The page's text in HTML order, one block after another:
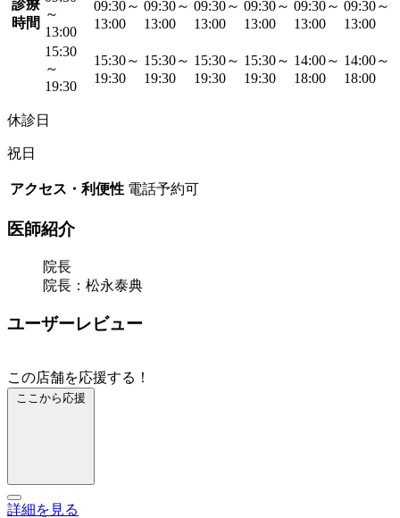
診療
時間
～
13:00
09:30～
13:00
09:30～
13:00
09:30～
13:00
09:30～
13:00
09:30～
13:00
09:30～
13:00
15:30
～
19:30
15:30～
19:30
15:30～
19:30
15:30～
19:30
15:30～
19:30
14:00～
18:00
14:00～
18:00
休診日
祝日
アクセス・利便性 電話予約可
医師紹介
院長
院長：松永泰典
ユーザーレビュー
この店舗を応援する！
ここから応援
詳細を見る